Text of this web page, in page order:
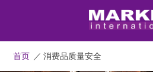
首页 ／ 消费品质量安全